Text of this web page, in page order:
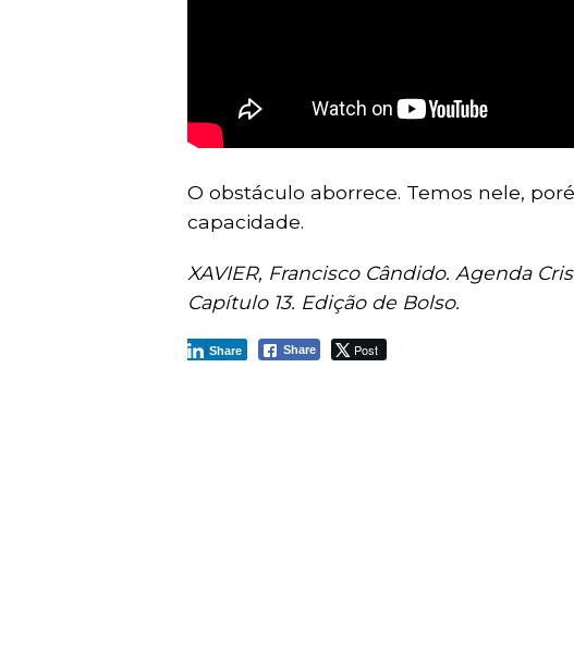
O obstáculo aborrece. Temos nele,
capacidade.
XAVIER, Francisco Cândido. Agenda
Capítulo 13. Edição de Bolso.
Share Post
Share